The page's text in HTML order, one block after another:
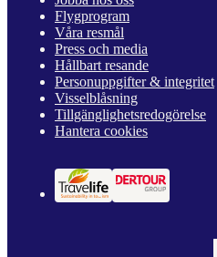
Flygprogram
Våra resmål
Press och media
Hållbart resande
Personuppgifter & integritet
Visselblåsning
Tillgänglighetsredogörelse
Hantera cookies